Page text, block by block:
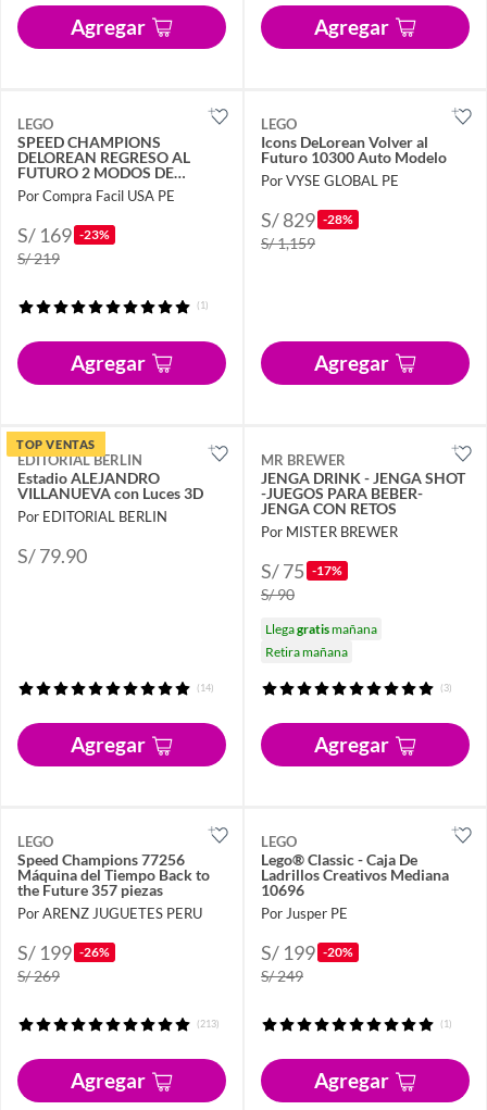
Agregar Agregar
LEGO
SPEED CHAMPIONS
DELOREAN REGRESO AL
FUTURO 2 MODOS DE
CONSTRUCCIÓN
Por Compra Facil USA PE
S/ 169 -23%
S/ 219
(1)
Agregar
LEGO
Icons DeLorean Volver al
Futuro 10300 Auto Modelo
Por VYSE GLOBAL PE
S/ 829 -28%
S/ 1,159
Agregar
TOP VENTAS
EDITORIAL BERLIN
Estadio ALEJANDRO
VILLANUEVA con Luces 3D
Por EDITORIAL BERLIN
S/ 79.90
(14)
Agregar
MR BREWER
JENGA DRINK - JENGA SHOT
-JUEGOS PARA BEBER-
JENGA CON RETOS
Por MISTER BREWER
S/ 75 -17%
S/ 90
Llegagratismañana
Retira mañana
(3)
Agregar
LEGO
Speed Champions 77256
Máquina del Tiempo Back to
the Future 357 piezas
Por ARENZ JUGUETES PERU
S/ 199 -26%
S/ 269
(213)
Agregar
LEGO
Lego® Classic - Caja De
Ladrillos Creativos Mediana
10696
Por Jusper PE
S/ 199 -20%
S/ 249
(1)
Agregar